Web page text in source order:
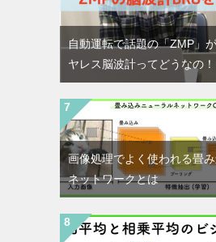
自動運転で話題の「ZMP」
ヤレス脳波計ってどうなの！
画像処理でよく使われる畳
ネットワークとは